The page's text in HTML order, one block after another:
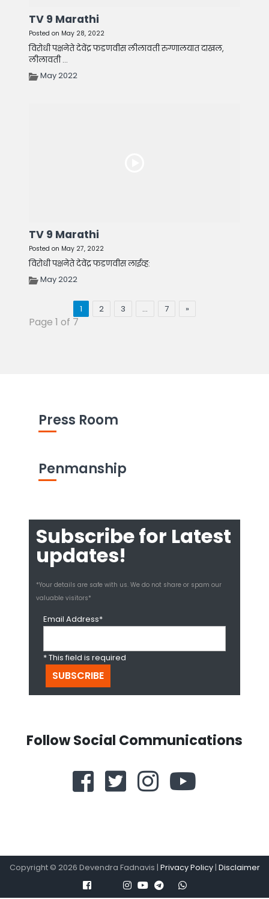
Press Room
Penmanship
Subscribe for Latest
updates!
*Your details are safe with us. We do not share or spam our
valuable visitors*
Email Address*
* This field is required
Follow Social Communications
TV 9 Marathi
Posted on May 28, 2022
विरोधी पक्षनेते देवेंद्र फडणवीस लीलावती रुग्णालयात दाखल,
लीलावती ...
May 2022
TV 9 Marathi
Posted on May 27, 2022
विरोधी पक्षनेते देवेंद्र फडणवीस लाईव्ह:
May 2022
1 2 3 … 7 »
Page 1 of 7
Copyright © 2026 Devendra Fadnavis | Privacy Policy| Disclaimer